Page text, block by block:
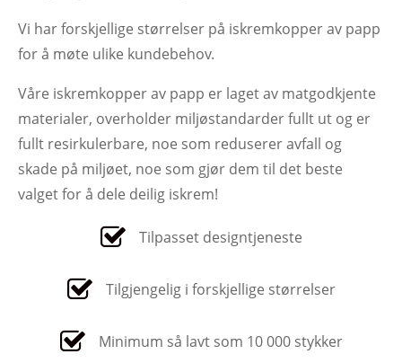
Vi har forskjellige størrelser på iskremkopper av papp
for å møte ulike kundebehov.
Våre iskremkopper av papp er laget av matgodkjente
materialer, overholder miljøstandarder fullt ut og er
fullt resirkulerbare, noe som reduserer avfall og
skade på miljøet, noe som gjør dem til det beste
valget for å dele deilig iskrem!
Tilpasset designtjeneste
Tilgjengelig i forskjellige størrelser
Minimum så lavt som 10 000 stykker